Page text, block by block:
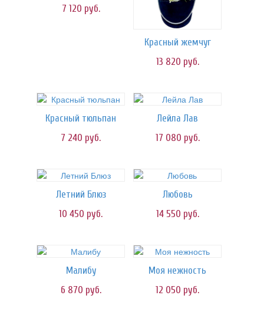
7 120 руб.
Красный жемчуг
13 820 руб.
Красный тюльпан
7 240 руб.
Лейла Лав
17 080 руб.
Летний Блюз
10 450 руб.
Любовь
14 550 руб.
Малибу
6 870 руб.
Моя нежность
12 050 руб.